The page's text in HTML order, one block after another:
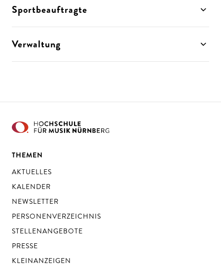
Sportbeauftragte
Verwaltung
THEMEN
AKTUELLES
KALENDER
NEWSLETTER
PERSONENVERZEICHNIS
STELLENANGEBOTE
PRESSE
KLEINANZEIGEN